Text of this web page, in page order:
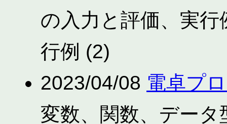
の入力と評価、実
行例 (2)
2023/04/08 電卓プ
変数、関数、デー